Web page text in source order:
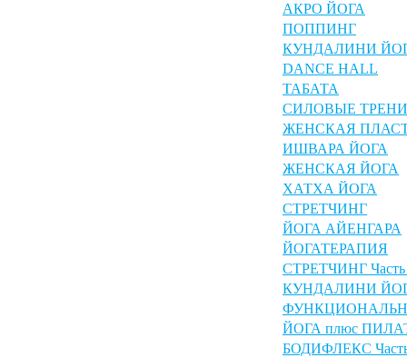
АКРО ЙОГА
ПОППИНГ
КУНДАЛИНИ
DANCE HALL
ТАБАТА
СИЛОВЫЕ
ЖЕНСКАЯ
ИШВАРА ЙОГА
ЖЕНСКАЯ ЙОГА
ХАТХА ЙОГА
СТРЕТЧИНГ
ЙОГА АЙЕНГАРА
ЙОГАТЕРАПИЯ
СТРЕТЧИНГ Часть
КУНДАЛИНИ
ЙОГА плюс
БОДИФЛЕКС